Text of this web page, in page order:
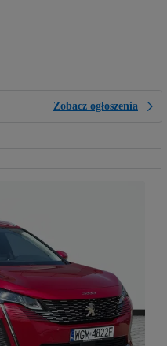
Zobacz ogłoszenia